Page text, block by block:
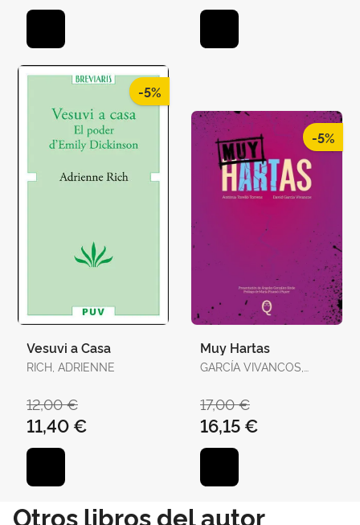
-5%
Vesuvi a Casa
RICH, ADRIENNE
12,00 €
11,40 €
-5%
Muy Hartas
GARCÍA VIVANCOS,
17,00 €
16,15 €
Otros libros del autor